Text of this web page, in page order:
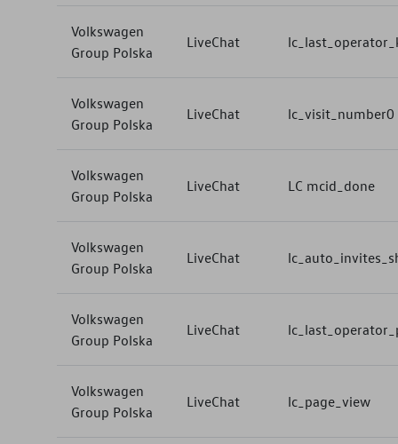
Volkswagen
Group Polska
LiveChat
Volkswagen
Group Polska
LiveChat lc_visit_number0
Volkswagen
Group Polska
LiveChat LC mcid_done
Volkswagen
Group Polska
LiveChat
Volkswagen
Group Polska
LiveChat
Volkswagen
Group Polska
LiveChat lc_page_view